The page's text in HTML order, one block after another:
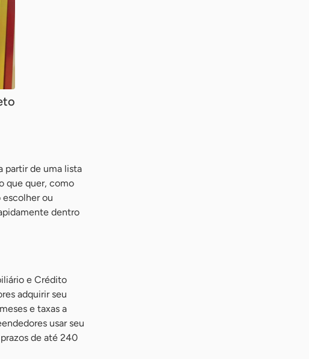
partir de uma lista
que quer, como
escolher ou
dentro
e Crédito
adquirir seu
e taxas a
usar seu
de até 240